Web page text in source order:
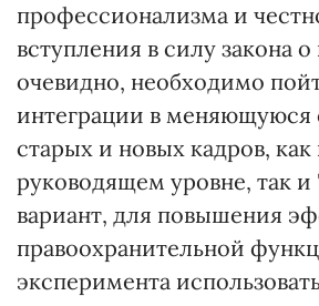
профессионализма и
вступления в силу закона
очевидно, необходимо
интеграции в меняющуюся
старых и новых кадров,
руководящем уровне, так и
вариант, для повышения
правоохранительной
эксперимента